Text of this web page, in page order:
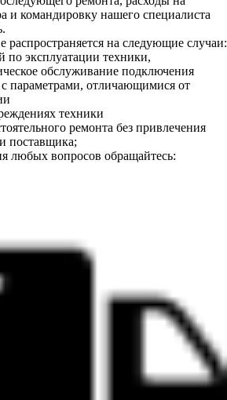
и командировку нашего специалиста
на следующие случаи:
эксплуатации техники,
обслуживание подключения
с параметрами, отличающимися от
техники
ремонта без привлечения
поставщика;
любых вопросов обращайтесь: